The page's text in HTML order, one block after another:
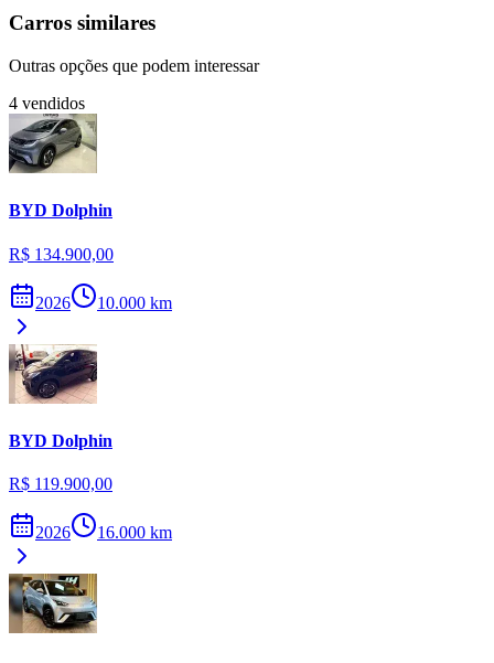
Carros similares
Outras opções que podem interessar
4 vendidos
BYD Dolphin
R$ 134.900,00
2026 10.000 km
BYD Dolphin
R$ 119.900,00
2026 16.000 km